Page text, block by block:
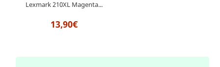
Lexmark 210XL Magenta...
13,90€